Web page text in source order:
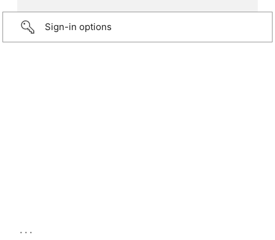
Sign-in options
...